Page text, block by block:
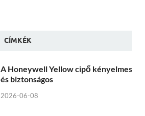
CÍMKÉK
A Honeywell Yellow cipő kényelmes
és biztonságos
2026-06-08